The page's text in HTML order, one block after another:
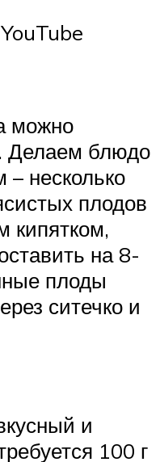
можно
Делаем блюдо
несколько
плодов
кипятком,
на 8-
плоды
ситечко и
и
100 г